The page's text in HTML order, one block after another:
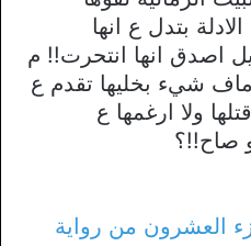
بتدل ع انها
اصدق انها انتحرت!! م
شيء بخليها تقدم ع
ولا ارغمها ع
صاح!!؟
العشرون من رواية